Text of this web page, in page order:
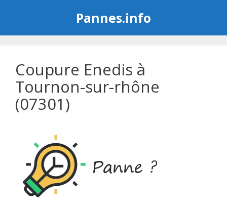
Pannes.info
Coupure Enedis à
Tournon-sur-rhône
(07301)